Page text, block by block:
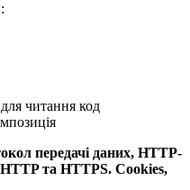
читання код
передачі даних, HTTP-
HTTP та HTTPS. Cookies,